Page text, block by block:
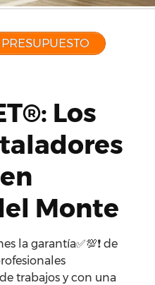
Los
Monte
la garantía✅💯❗ de
trabajos y con una